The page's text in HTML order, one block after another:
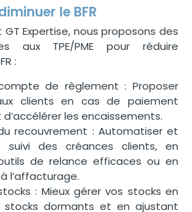
le BFR
Expertise, nous proposons des
aux TPE/PME pour réduire
:
de règlement : Proposer
clients en cas de paiement
les encaissements.
recouvrement : Automatiser et
suivi des créances clients, en
de relance efficaces ou en
l’affacturage.
: Mieux gérer vos stocks en
stocks dormants et en ajustant